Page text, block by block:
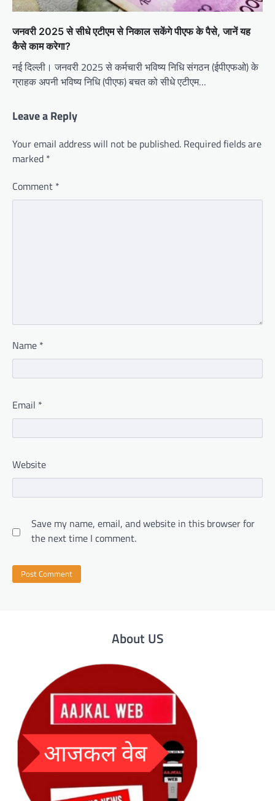
जनवरी 2025 से सीधे एटीएम से निकाल सकेंगे पीएफ के पैसे, जानें यह
कैसे काम करेगा?
नई दिल्ली। जनवरी 2025 से कर्मचारी भविष्य निधि संगठन (ईपीएफओ) के
ग्राहक अपनी भविष्य निधि (पीएफ) बचत को सीधे एटीएम…
Leave a Reply
Your email address will not be published. Required fields are
marked *
Comment *
Name *
Email *
Website
Save my name, email, and website in this browser for
the next time I comment.
About US